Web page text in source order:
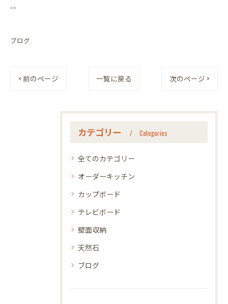
--
ブログ
< 前のページ 一覧に戻る 次のページ >
カテゴリー Categories
全てのカテゴリー
オーダーキッチン
カップボード
テレビボード
壁面収納
天然石
ブログ